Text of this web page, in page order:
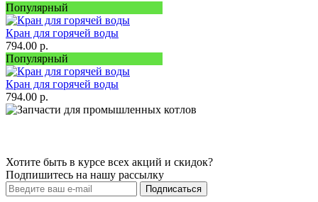
Популярный
Кран для горячей воды
794.00 р.
Популярный
Кран для горячей воды
794.00 р.
Хотите быть в курсе всех акций и скидок?
Подпишитесь на нашу рассылку
Подписаться